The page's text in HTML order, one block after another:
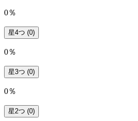
0％
星4つ (0)
0％
星3つ (0)
0％
星2つ (0)